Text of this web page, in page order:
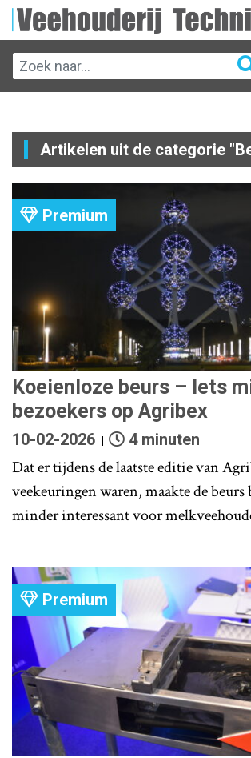
Artikelen uit de categorie
Premium
Koeienloze beurs – Iets
bezoekers op Agribex
10-02-2026 4 minuten
Dat er tijdens de laatste editie van
veekeuringen waren, maakte de
minder interessant voor
Premium